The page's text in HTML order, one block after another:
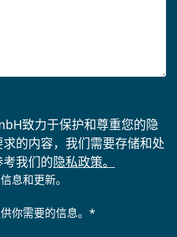
致力于保护和尊重您的隐
的内容，我们需要存储和处
我们的隐私政策。
息和更新。
你需要的信息。 *